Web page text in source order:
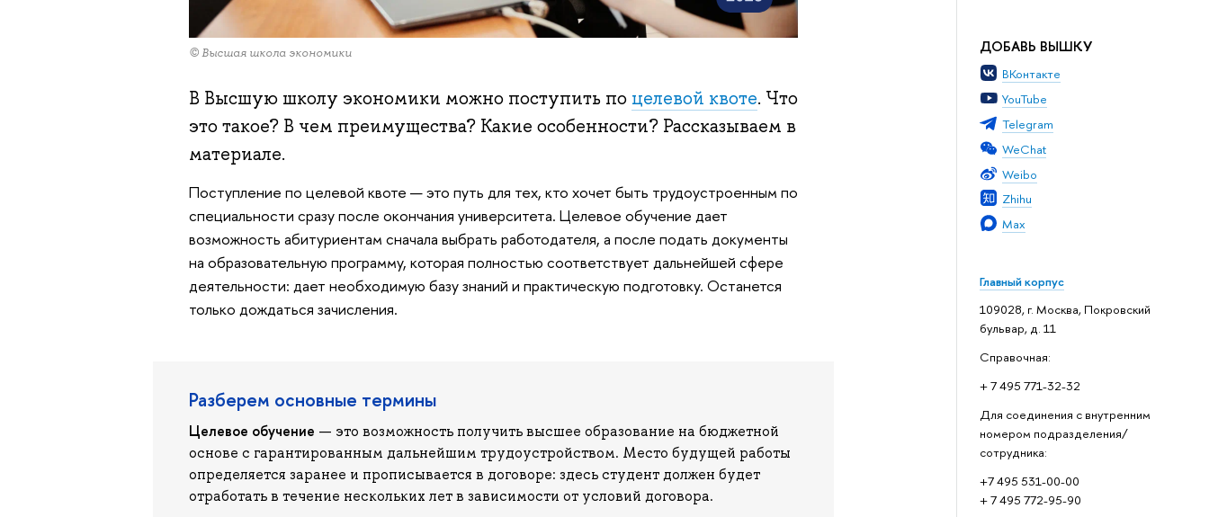
ДОБАВЬ ВЫШКУ
ВКонтакте
YouTube
Telegram
WeChat
Weibo
Zhihu
Max
Главный корпус
109028, г. Москва, Покровский
бульвар, д. 11
Справочная:
+ 7 495 771-32-32
Для соединения с внутренним
номером подразделения/
сотрудника:
+7 495 531-00-00
+ 7 495 772-95-90
© Высшая школа экономики
В Высшую школу экономики можно поступить по целевой квоте. Что
это такое? В чем преимущества? Какие особенности? Рассказываем в
материале.
Поступление по целевой квоте — это путь для тех, кто хочет быть трудоустроенным по
специальности сразу после окончания университета. Целевое обучение дает
возможность абитуриентам сначала выбрать работодателя, а после подать документы
на образовательную программу, которая полностью соответствует дальнейшей сфере
деятельности: дает необходимую базу знаний и практическую подготовку. Останется
только дождаться зачисления.
Разберем основные термины
Целевое обучение — это возможность получить высшее образование на бюджетной
основе с гарантированным дальнейшим трудоустройством. Место будущей работы
определяется заранее и прописывается в договоре: здесь студент должен будет
отработать в течение нескольких лет в зависимости от условий договора.